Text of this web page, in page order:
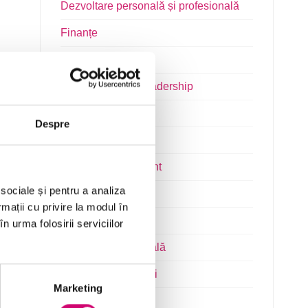
Despre
și pentru a analiza
cu privire la modul în
urma folosirii serviciilor
Marketing
Dezvoltare personală și profesională
Finanțe
Management și Leadership
Project Management
Resurse Umane
Serviciul clienți
Transformare Digitală
Vânzări și negocieri